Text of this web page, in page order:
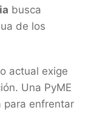
busca
de los
actual exige
Una PyME
para enfrentar